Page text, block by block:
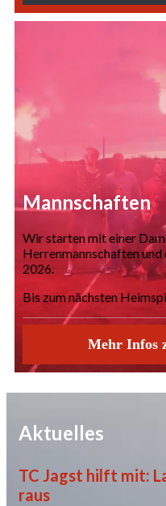
Mannschaften
Wir starten mit einer
Herrenmannschaften und
2026.
Bis zum nächsten
Mehr Infos
Aktuelles
TC Jagst hilft mit:
raus